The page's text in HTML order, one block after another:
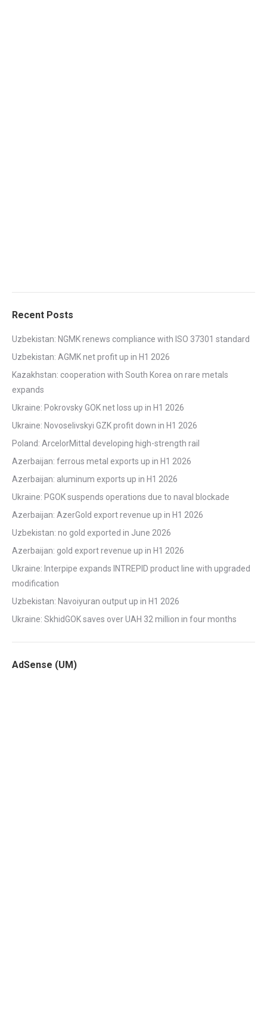
Recent Posts
Uzbekistan: NGMK renews compliance with ISO 37301 standard
Uzbekistan: AGMK net profit up in H1 2026
Kazakhstan: cooperation with South Korea on rare metals
expands
Ukraine: Pokrovsky GOK net loss up in H1 2026
Ukraine: Novoselivskyi GZK profit down in H1 2026
Poland: ArcelorMittal developing high-strength rail
Azerbaijan: ferrous metal exports up in H1 2026
Azerbaijan: aluminum exports up in H1 2026
Ukraine: PGOK suspends operations due to naval blockade
Azerbaijan: AzerGold export revenue up in H1 2026
Uzbekistan: no gold exported in June 2026
Azerbaijan: gold export revenue up in H1 2026
Ukraine: Interpipe expands INTREPID product line with upgraded
modification
Uzbekistan: Navoiyuran output up in H1 2026
Ukraine: SkhidGOK saves over UAH 32 million in four months
AdSense (UM)